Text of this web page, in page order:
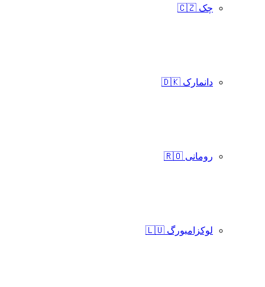
چک 🇨🇿
دانمارک 🇩🇰
رومانی 🇷🇴
لوکزامبورگ 🇱🇺